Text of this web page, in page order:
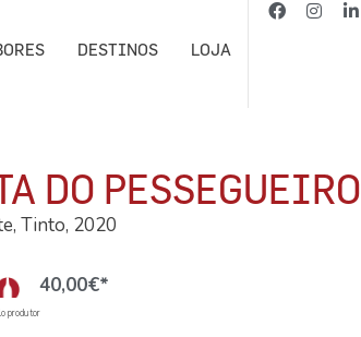
DESTINOS LOJA
DO PESSEGUEIRO
Tinto, 2020
40,00€*
produtor